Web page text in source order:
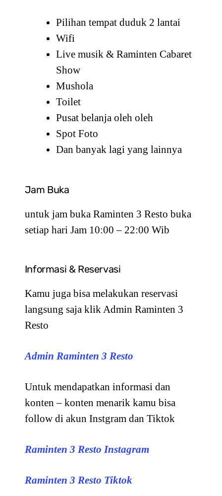
Pilihan tempat duduk 2 lantai
Wifi
Live musik & Raminten Cabaret
Show
Mushola
Toilet
Pusat belanja oleh oleh
Spot Foto
Dan banyak lagi yang lainnya
Jam Buka
untuk jam buka Raminten 3 Resto buka
setiap hari Jam 10:00 – 22:00 Wib
Informasi & Reservasi
Kamu juga bisa melakukan reservasi
langsung saja klik Admin Raminten 3
Resto
Admin Raminten 3 Resto
Untuk mendapatkan informasi dan
konten – konten menarik kamu bisa
follow di akun Instgram dan Tiktok
Raminten 3 Resto Instagram
Raminten 3 Resto Tiktok